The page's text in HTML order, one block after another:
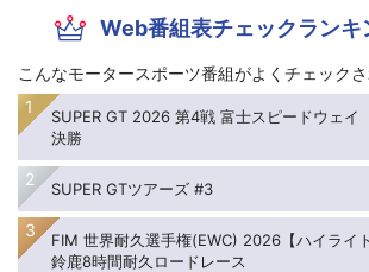
Web番組表チェックランキ
こんなモータースポーツ番組がよくチェックさ
SUPER GT 2026 第4戦 富士スピードウェイ
決勝
SUPER GTツアーズ #3
FIM 世界耐久選手権(EWC) 2026【ハイライ
鈴鹿8時間耐久ロードレース